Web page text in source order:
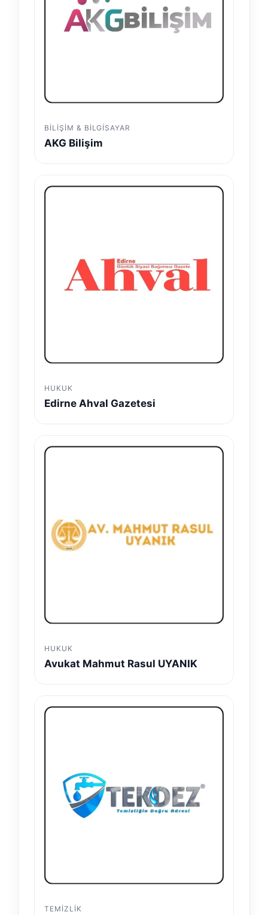
BILIŞIM & BILGISAYAR
AKG Bilişim
HUKUK
Edirne Ahval Gazetesi
HUKUK
Avukat Mahmut Rasul UYANIK
TEMIZLIK